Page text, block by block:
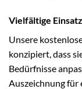
Vielfältige
Unsere
konzipiert, dass
Bedürfnisse
Auszeichnung für